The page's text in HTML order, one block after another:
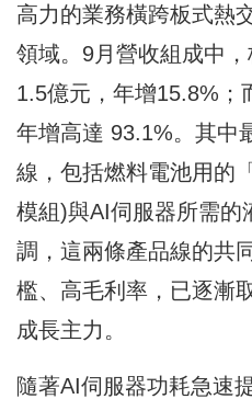
高力的業務橫跨板式熱
領域。9月營收組成中
1.5億元，年增15.8%；
年增高達 93.1%。其中
線，包括燃料電池用的
模組)與AI伺服器所需的
調，這兩條產品線的共
檻、高毛利率，已逐漸
成長主力。
隨著AI伺服器功耗急速